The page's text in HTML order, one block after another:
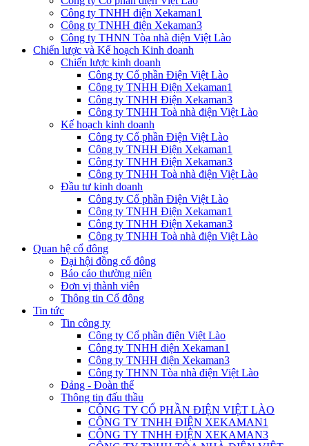
Công ty TNHH điện Xekaman1
Công ty TNHH điện Xekaman3
Công ty THNN Tòa nhà điện Việt Lào
Chiến lược và Kế hoạch Kinh doanh
Chiến lược kinh doanh
Công ty Cổ phần Điện Việt Lào
Công ty TNHH Điện Xekaman1
Công ty TNHH Điện Xekaman3
Công ty TNHH Toà nhà điện Việt Lào
Kế hoạch kinh doanh
Công ty Cổ phần Điện Việt Lào
Công ty TNHH Điện Xekaman1
Công ty TNHH Điện Xekaman3
Công ty TNHH Toà nhà điện Việt Lào
Đầu tư kinh doanh
Công ty Cổ phần Điện Việt Lào
Công ty TNHH Điện Xekaman1
Công ty TNHH Điện Xekaman3
Công ty TNHH Toà nhà điện Việt Lào
Quan hệ cổ đông
Đại hội đồng cổ đông
Báo cáo thường niên
Đơn vị thành viên
Thông tin Cổ đông
Tin tức
Tin công ty
Công ty Cổ phần điện Việt Lào
Công ty TNHH điện Xekaman1
Công ty TNHH điện Xekaman3
Công ty THNN Tòa nhà điện Việt Lào
Đảng - Đoàn thể
Thông tin đấu thầu
CÔNG TY CỔ PHẦN ĐIỆN VIỆT LÀO
CÔNG TY TNHH ĐIỆN XEKAMAN1
CÔNG TY TNHH ĐIỆN XEKAMAN3